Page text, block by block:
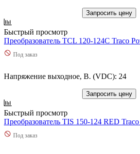
Запросить цену
Быстрый просмотр
Преобразователь TCL 120-124C Traco
Под заказ
Напряжение выходное, В. (VDC): 24
Запросить цену
Быстрый просмотр
Преобразователь TIS 150-124 RED
Под заказ